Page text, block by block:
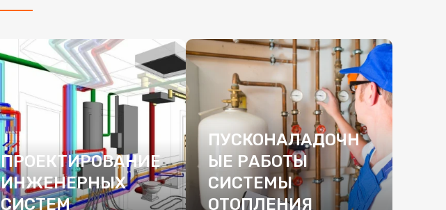
ПРОЕКТИРОВАНИЕ
ИНЖЕНЕРНЫХ
СИСТЕМ
ПУСКОНАЛАДОЧН
ЫЕ РАБОТЫ
СИСТЕМЫ
ОТОПЛЕНИЯ